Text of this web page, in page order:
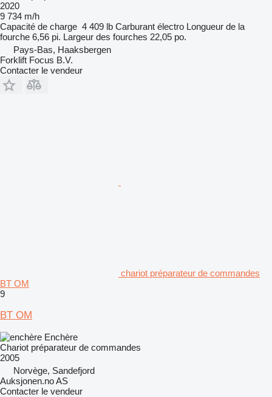
2020
9 734 m/h
Capacité de charge 4 409 lb Carburant électro Longueur de la
fourche 6,56 pi. Largeur des fourches 22,05 po.
Pays-Bas, Haaksbergen
Forklift Focus B.V.
Contacter le vendeur
chariot préparateur de commandes
BT OM
9
BT OM
Enchère
Chariot préparateur de commandes
2005
Norvège, Sandefjord
Auksjonen.no AS
Contacter le vendeur